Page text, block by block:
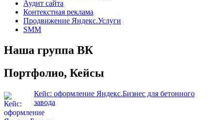
Аудит сайта
Контекстная реклама
Продвижение Яндекс.Услуги
SMM
Наша группа ВК
Портфолио, Кейсы
Кейс: оформление Яндекс.Бизнес для бетонного
завода